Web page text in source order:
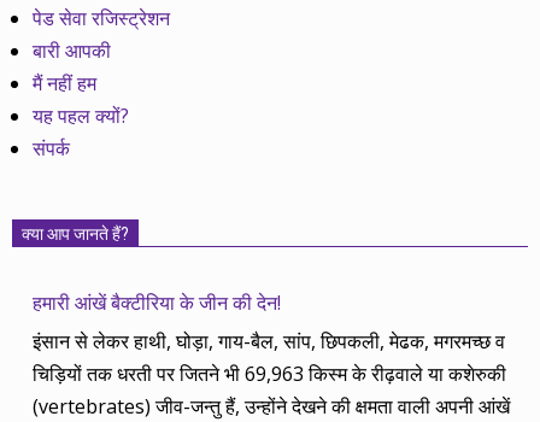
पेड सेवा रजिस्ट्रेशन
बारी आपकी
मैं नहीं हम
यह पहल क्यों?
संपर्क
क्या आप जानते हैं?
हमारी आंखें बैक्टीरिया के जीन की देन!
इंसान से लेकर हाथी, घोड़ा, गाय-बैल, सांप, छिपकली, मेढक, मगरमच्छ व
चिड़ियों तक धरती पर जितने भी 69,963 किस्म के रीढ़वाले या कशेरुकी
(vertebrates) जीव-जन्तु हैं, उन्होंने देखने की क्षमता वाली अपनी आंखें